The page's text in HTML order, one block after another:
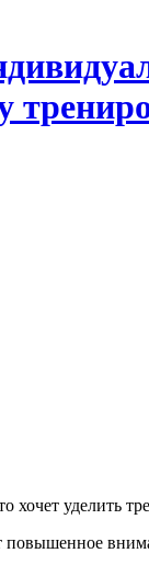
хочет уделить